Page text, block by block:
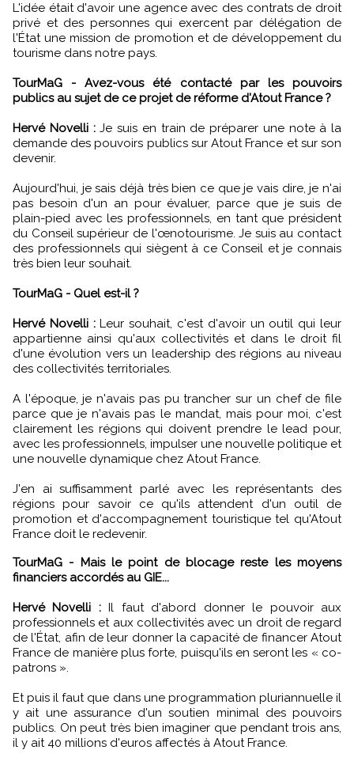
L'idée était d'avoir une agence avec des contrats de droit
privé et des personnes qui exercent par délégation de
l'État une mission de promotion et de développement du
tourisme dans notre pays.
TourMaG - Avez-vous été contacté par les pouvoirs
publics au sujet de ce projet de réforme d'Atout France ?
Hervé Novelli :Je suis en train de préparer une note à la
demande des pouvoirs publics sur Atout France et sur son
devenir.
Aujourd'hui, je sais déjà très bien ce que je vais dire, je n'ai
pas besoin d'un an pour évaluer, parce que je suis de
plain-pied avec les professionnels, en tant que président
du Conseil supérieur de l'œnotourisme. Je suis au contact
des professionnels qui siègent à ce Conseil et je connais
très bien leur souhait.
TourMaG - Quel est-il ?
Hervé Novelli :Leur souhait, c'est d'avoir un outil qui leur
appartienne ainsi qu'aux collectivités et dans le droit fil
d'une évolution vers un leadership des régions au niveau
des collectivités territoriales.
A l'époque, je n'avais pas pu trancher sur un chef de file
parce que je n'avais pas le mandat, mais pour moi, c'est
clairement les régions qui doivent prendre le lead pour,
avec les professionnels, impulser une nouvelle politique et
une nouvelle dynamique chez Atout France.
J'en ai suffisamment parlé avec les représentants des
régions pour savoir ce qu'ils attendent d'un outil de
promotion et d'accompagnement touristique tel qu'Atout
France doit le redevenir.
TourMaG - Mais le point de blocage reste les moyens
financiers accordés au GIE...
Hervé Novelli :Il faut d'abord donner le pouvoir aux
professionnels et aux collectivités avec un droit de regard
de l'État, afin de leur donner la capacité de financer Atout
France de manière plus forte, puisqu'ils en seront les « co-
patrons ».
Et puis il faut que dans une programmation pluriannuelle il
y ait une assurance d'un soutien minimal des pouvoirs
publics. On peut très bien imaginer que pendant trois ans,
il y ait 40 millions d'euros affectés à Atout France.